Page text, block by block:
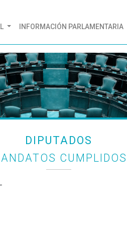
INFORMACIÓN PARLAMENTARIA
DIPUTADOS
CUMPLIDOS